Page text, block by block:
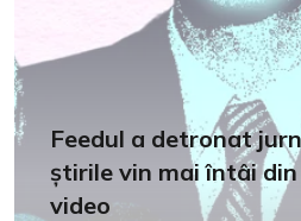
Feedul a detronat
știrile vin mai întâi
video